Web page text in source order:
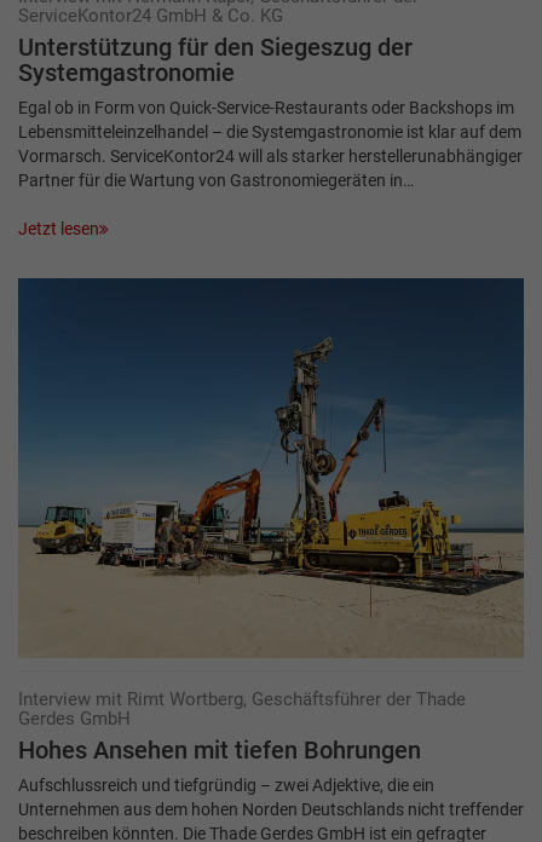
ServiceKontor24 GmbH & Co. KG
Unterstützung für den Siegeszug der
Systemgastronomie
Egal ob in Form von Quick-Service-Restaurants oder Backshops im
Lebensmitteleinzelhandel – die Systemgastronomie ist klar auf dem
Vormarsch. ServiceKontor24 will als starker herstellerunabhängiger
Partner für die Wartung von Gastronomiegeräten in…
Jetzt lesen
Interview mit Rimt Wortberg, Geschäftsführer der Thade
Gerdes GmbH
Hohes Ansehen mit tiefen Bohrungen
Aufschlussreich und tiefgründig – zwei Adjektive, die ein
Unternehmen aus dem hohen Norden Deutschlands nicht treffender
beschreiben könnten. Die Thade Gerdes GmbH ist ein gefragter